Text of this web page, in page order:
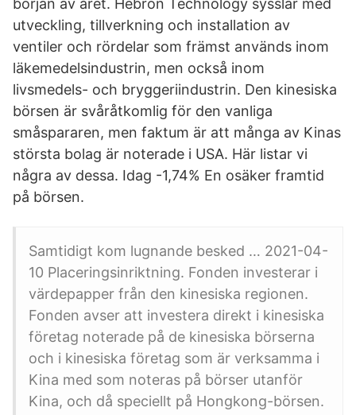
början av året. Hebron Technology sysslar med
utveckling, tillverkning och installation av
ventiler och rördelar som främst används inom
läkemedelsindustrin, men också inom
livsmedels- och bryggeriindustrin. Den kinesiska
börsen är svåråtkomlig för den vanliga
småspararen, men faktum är att många av Kinas
största bolag är noterade i USA. Här listar vi
några av dessa. Idag -1,74% En osäker framtid
på börsen.
Samtidigt kom lugnande besked … 2021-04-
10 Placeringsinriktning. Fonden investerar i
värdepapper från den kinesiska regionen.
Fonden avser att investera direkt i kinesiska
företag noterade på de kinesiska börserna
och i kinesiska företag som är verksamma i
Kina med som noteras på börser utanför
Kina, och då speciellt på Hongkong-börsen.